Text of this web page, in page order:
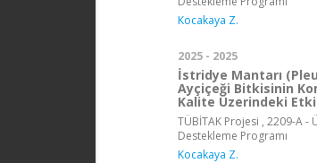
Kocakaya Z.
2025 - 2025
İstridye Mantarı
Ayçiçeği Bitkisinin
Kalite Üzerindeki
TÜBİTAK Projesi , 2209-A
Destekleme Programı
Kocakaya Z.